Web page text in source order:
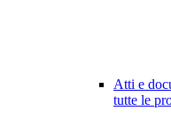
Atti e
tutte le